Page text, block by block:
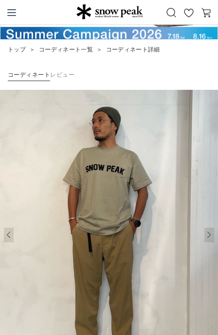
Snow Peak
お
カ
ー
トップ ＞ コーディネート一覧 ＞ コーディネート詳細
コーディネート レビュー